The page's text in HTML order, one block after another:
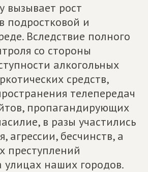
вызывает рост
подростковой и
Вследствие полного
со стороны
алкогольных
средств,
телепередач
пропагандирующих
в разы участились
агрессии, бесчинств, а
преступлений
улицах наших городов.